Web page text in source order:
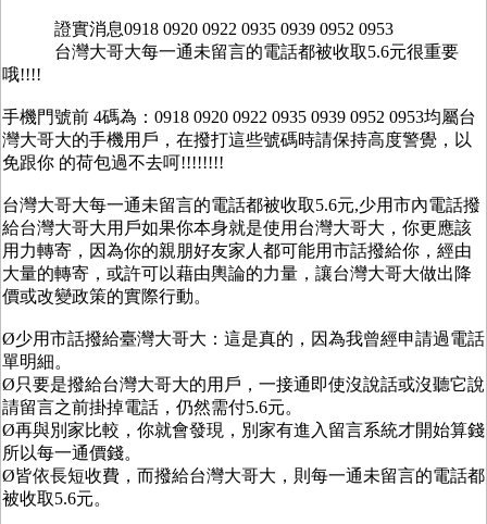
證實消息0918 0920 0922 0935 0939 0952 0953
台灣大哥大每一通未留言的電話都被收取5.6元很重要
哦!!!!
手機門號前 4碼為：0918 0920 0922 0935 0939 0952 0953均屬台
灣大哥大的手機用戶，在撥打這些號碼時請保持高度警覺，以
免跟你 的荷包過不去呵!!!!!!!!
台灣大哥大每一通未留言的電話都被收取5.6元,少用市內電話撥
給台灣大哥大用戶如果你本身就是使用台灣大哥大，你更應該
用力轉寄，因為你的親朋好友家人都可能用市話撥給你，經由
大量的轉寄，或許可以藉由輿論的力量，讓台灣大哥大做出降
價或改變政策的實際行動。
Ø少用市話撥給臺灣大哥大：這是真的，因為我曾經申請過電話
單明細。
Ø只要是撥給台灣大哥大的用戶，一接通即使沒說話或沒聽它說
請留言之前掛掉電話，仍然需付5.6元。
Ø再與別家比較，你就會發現，別家有進入留言系統才開始算錢
所以每一通價錢。
Ø皆依長短收費，而撥給台灣大哥大，則每一通未留言的電話都
被收取5.6元。